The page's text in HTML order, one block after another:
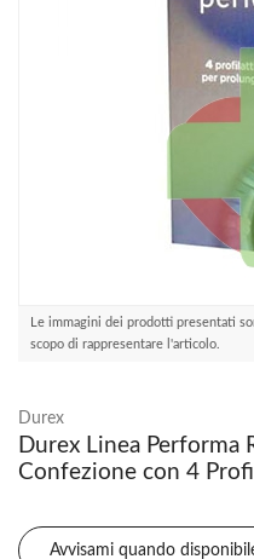
Le immagini dei prodotti presentati
scopo di rappresentare l'articolo.
Durex
Durex Linea Performa
Confezione con 4
Avvisami quando